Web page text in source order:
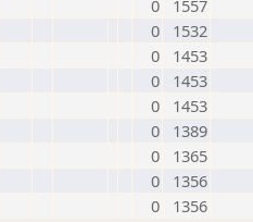
0
1557
0
1532
0
1453
0
1453
0
1453
0
1389
0
1365
0
1356
0 1356